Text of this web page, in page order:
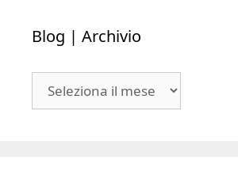
Blog | Archivio